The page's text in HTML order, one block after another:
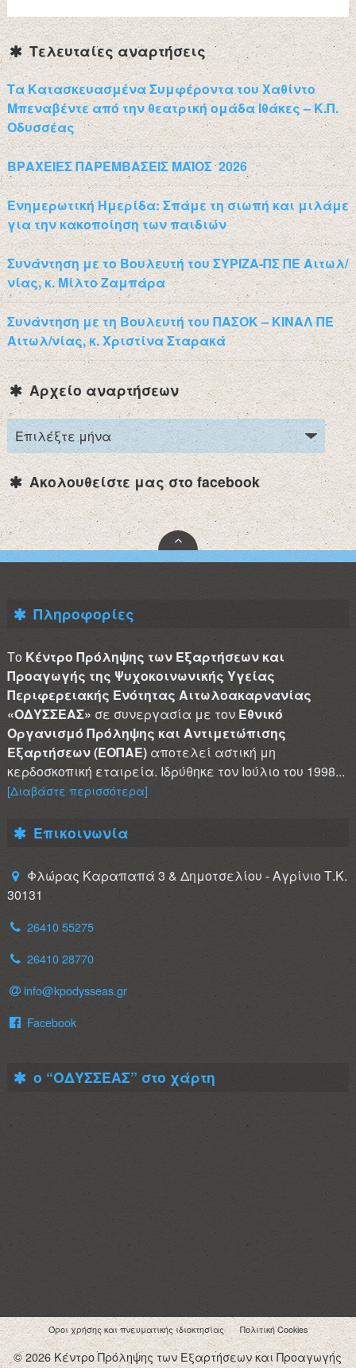
Τελευταίες αναρτήσεις
Τα Κατασκευασμένα Συμφέροντα του Χαθίντο
Μπεναβέντε από την θεατρική ομάδα Ιθάκες – Κ.Π.
Οδυσσέας
ΒΡΑΧΕΙΕΣ ΠΑΡΕΜΒΑΣΕΙΣ ΜΑΪΟΣ 2026
Ενημερωτική Ημερίδα: Σπάμε τη σιωπή και μιλάμε
για την κακοποίηση των παιδιών
Συνάντηση με το Βουλευτή του ΣΥΡΙΖΑ-ΠΣ ΠΕ Αιτωλ/
νίας, κ. Μίλτο Ζαμπάρα
Συνάντηση με τη Βουλευτή του ΠΑΣΟΚ – ΚΙΝΑΛ ΠΕ
Αιτωλ/νίας, κ. Χριστίνα Σταρακά
Αρχείο αναρτήσεων
Ακολουθείστε μας στο facebook
Πληροφορίες
Το Κέντρο Πρόληψης των Εξαρτήσεων και
Προαγωγής της Ψυχοκοινωνικής Υγείας
Περιφερειακής Ενότητας Αιτωλοακαρνανίας
«ΟΔΥΣΣΕΑΣ» σε συνεργασία με τον Εθνικό
Οργανισμό Πρόληψης και Αντιμετώπισης
Εξαρτήσεων (ΕΟΠΑΕ)αποτελεί αστική μη
κερδοσκοπική εταιρεία. Ιδρύθηκε τον Ιούλιο του 1998...
[Διαβάστε περισσότερα]
Επικοινωνία
Φλώρας Καραπαπά 3 & Δημοτσελίου - Αγρίνιο Τ.Κ.
30131
26410 55275
26410 28770
info@kpodysseas.gr
Facebook
ο “ΟΔΥΣΣΕΑΣ” στο χάρτη
Όροι χρήσης και πνευματικής ιδιοκτησίας Πολιτική Cookies
© 2026 Κέντρο Πρόληψης των Εξαρτήσεων και Προαγωγής